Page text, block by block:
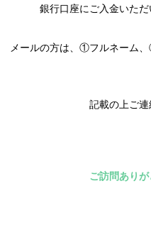
銀行口座にご入金いただ
メールの方は、①フルネーム
記載の上ご連
ご訪問あり